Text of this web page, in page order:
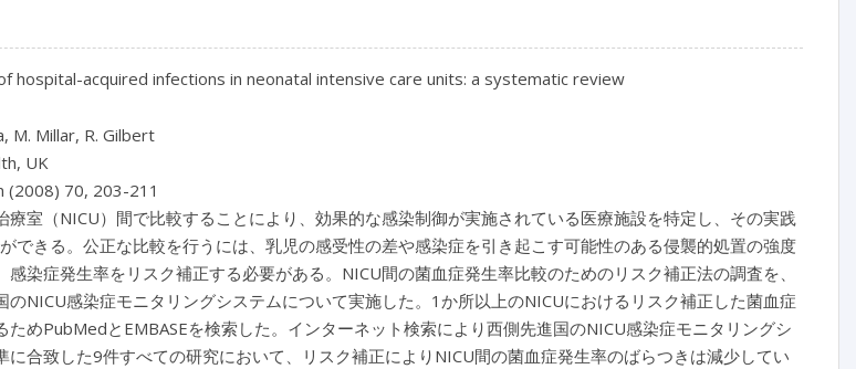
hospital-acquired infections in neonatal intensive care units: a systematic review
M. Millar, R. Gilbert
UK
(2008) 70, 203-211
療室（NICU）間で比較することにより、効果的な感染制御が実施されている医療施設を特定し、その実践
できる。公正な比較を行うには、乳児の感受性の差や感染症を引き起こす可能性のある侵襲的処置の強度
染症発生率をリスク補正する必要がある。NICU間の菌血症発生率比較のためのリスク補正法の調査を、
のNICU感染症モニタリングシステムについて実施した。1か所以上のNICUにおけるリスク補正した菌血症
ためPubMedとEMBASEを検索した。インターネット検索により西側先進国のNICU感染症モニタリングシ
に合致した9件すべての研究において、リスク補正によりNICU間の菌血症発生率のばらつきは減少してい